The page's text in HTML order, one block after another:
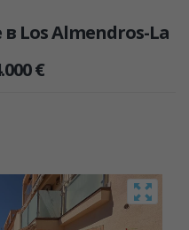
Los Almendros-La
€